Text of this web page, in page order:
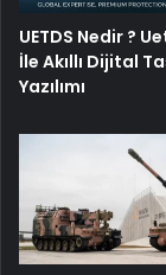
UETDS Nedir ?
İle Akıllı Dijital
Yazılımı